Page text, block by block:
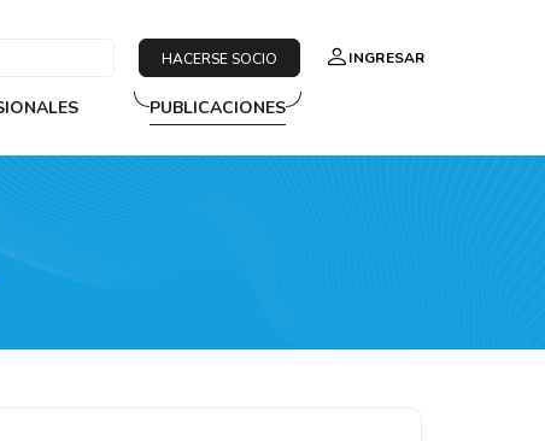
HACERSE SOCIO INGRESAR
PUBLICACIONES